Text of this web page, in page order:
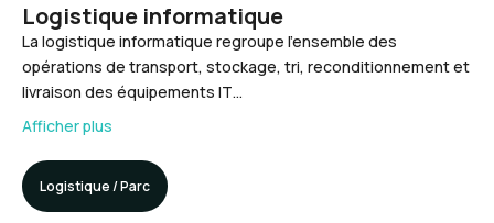
Logistique informatique
La logistique informatique regroupe l’ensemble des
opérations de transport, stockage, tri, reconditionnement et
livraison des équipements IT…
Afficher plus
Logistique / Parc